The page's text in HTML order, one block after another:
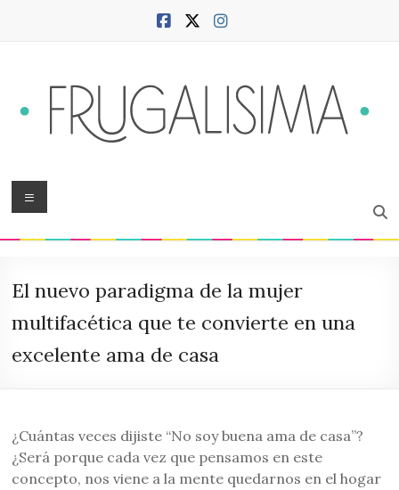
Frugalísima
ciudad,
productividad,
bienestar
Menú
El nuevo paradigma de la mujer
multifacética que te convierte en una
excelente ama de casa
¿Cuántas veces dijiste “No soy buena ama de casa”?
¿Será porque cada vez que pensamos en este
concepto, nos viene a la mente quedarnos en el hogar